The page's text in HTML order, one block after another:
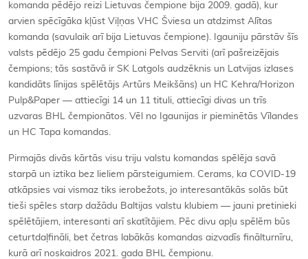
komanda pēdējo reizi Lietuvas čempione bija 2009. gadā), kur
arvien spēcīgāka kļūst Viļņas VHC Šviesa un atdzimst Alītas
komanda (savulaik arī bija Lietuvas čempione). Igauniju pārstāv šīs
valsts pēdējo 25 gadu čempioni Pelvas Serviti (arī pašreizējais
čempions; tās sastāvā ir SK Latgols audzēknis un Latvijas izlases
kandidāts līnijas spēlētājs Artūrs Meikšāns) un HC Kehra/Horizon
Pulp&Paper — attiecīgi 14 un 11 tituli, attiecīgi divas un trīs
uzvaras BHL čempionātos. Vēl no Igaunijas ir pieminētās Vīlandes
un HC Tapa komandas.
Pirmajās divās kārtās visu triju valstu komandas spēlēja savā
starpā un iztika bez lieliem pārsteigumiem. Cerams, ka COVID-19
atkāpsies vai vismaz tiks ierobežots, jo interesantākās solās būt
tieši spēles starp dažādu Baltijas valstu klubiem — jauni pretinieki
spēlētājiem, interesanti arī skatītājiem. Pēc divu apļu spēlēm būs
ceturtdaļfināli, bet četras labākās komandas aizvadīs finālturnīru,
kurā arī noskaidros 2021. gada BHL čempionu.